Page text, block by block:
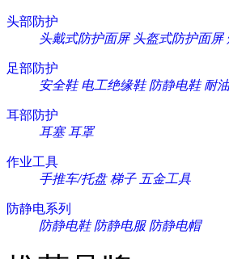
头部防护
头戴式防护面屏 头盔式防护面屏
足部防护
安全鞋 电工绝缘鞋 防静电鞋 耐
耳部防护
耳塞 耳罩
作业工具
手推车/托盘 梯子 五金工具
防静电系列
防静电鞋 防静电服 防静电帽